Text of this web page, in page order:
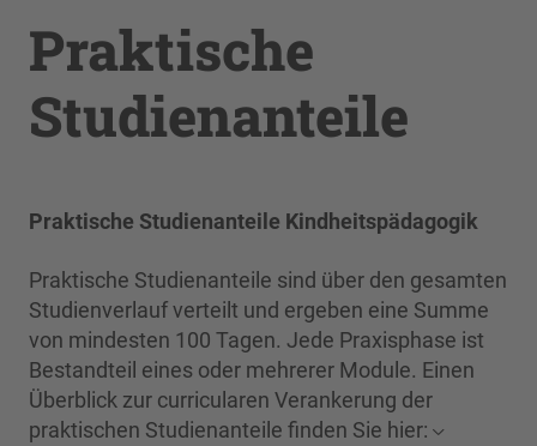
Praktische
Studienanteile
Praktische Studienanteile Kindheitspädagogik
Praktische Studienanteile sind über den gesamten
Studienverlauf verteilt und ergeben eine Summe
von mindesten 100 Tagen. Jede Praxisphase ist
Bestandteil eines oder mehrerer Module. Einen
Überblick zur curricularen Verankerung der
praktischen Studienanteile finden Sie hier: